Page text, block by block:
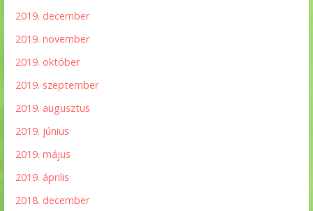
2019. december
2019. november
2019. október
2019. szeptember
2019. augusztus
2019. június
2019. május
2019. április
2018. december